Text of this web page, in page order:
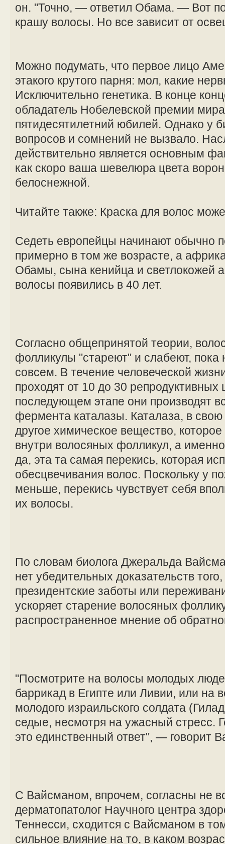
он. "Точно, — ответил Обама. — Вот
крашу волосы. Но все зависит от
Можно подумать, что первое лицо
этакого крутого парня: мол, какие
Исключительно генетика. В конце
обладатель Нобелевской премии
пятидесятилетний юбилей. Однако у
вопросов и сомнений не вызвало.
действительно является основным
как скоро ваша шевелюра цвета
белоснежной.
Читайте также: Краска для волос
Седеть европейцы начинают обычно
примерно в том же возрасте, а
Обамы, сына кенийца и светлокожей
волосы появились в 40 лет.
Согласно общепринятой теории,
фолликулы "стареют" и слабеют, пока
совсем. В течение человеческой
проходят от 10 до 30
последующем этапе они производят
фермента каталазы. Каталаза, в
другое химическое вещество,
внутри волосяных фолликул, а
да, эта та самая перекись, которая
обесцвечивания волос. Поскольку у
меньше, перекись чувствует себя
их волосы.
По словам биолога Джеральда
нет убедительных доказательств
президентские заботы или
ускоряет старение волосяных
распространенное мнение об
"Посмотрите на волосы молодых
баррикад в Египте или Ливии, или на
молодого израильского солдата
седые, несмотря на ужасный стресс.
это единственный ответ", — говорит
С Вайсманом, впрочем, согласны не
дерматопатолог Научного центра
Теннесси, сходится с Вайсманом в
сильное влияние на то, в каком